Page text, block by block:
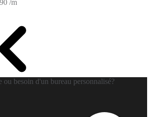
/m
ou besoin d'un bureau personnalisé?